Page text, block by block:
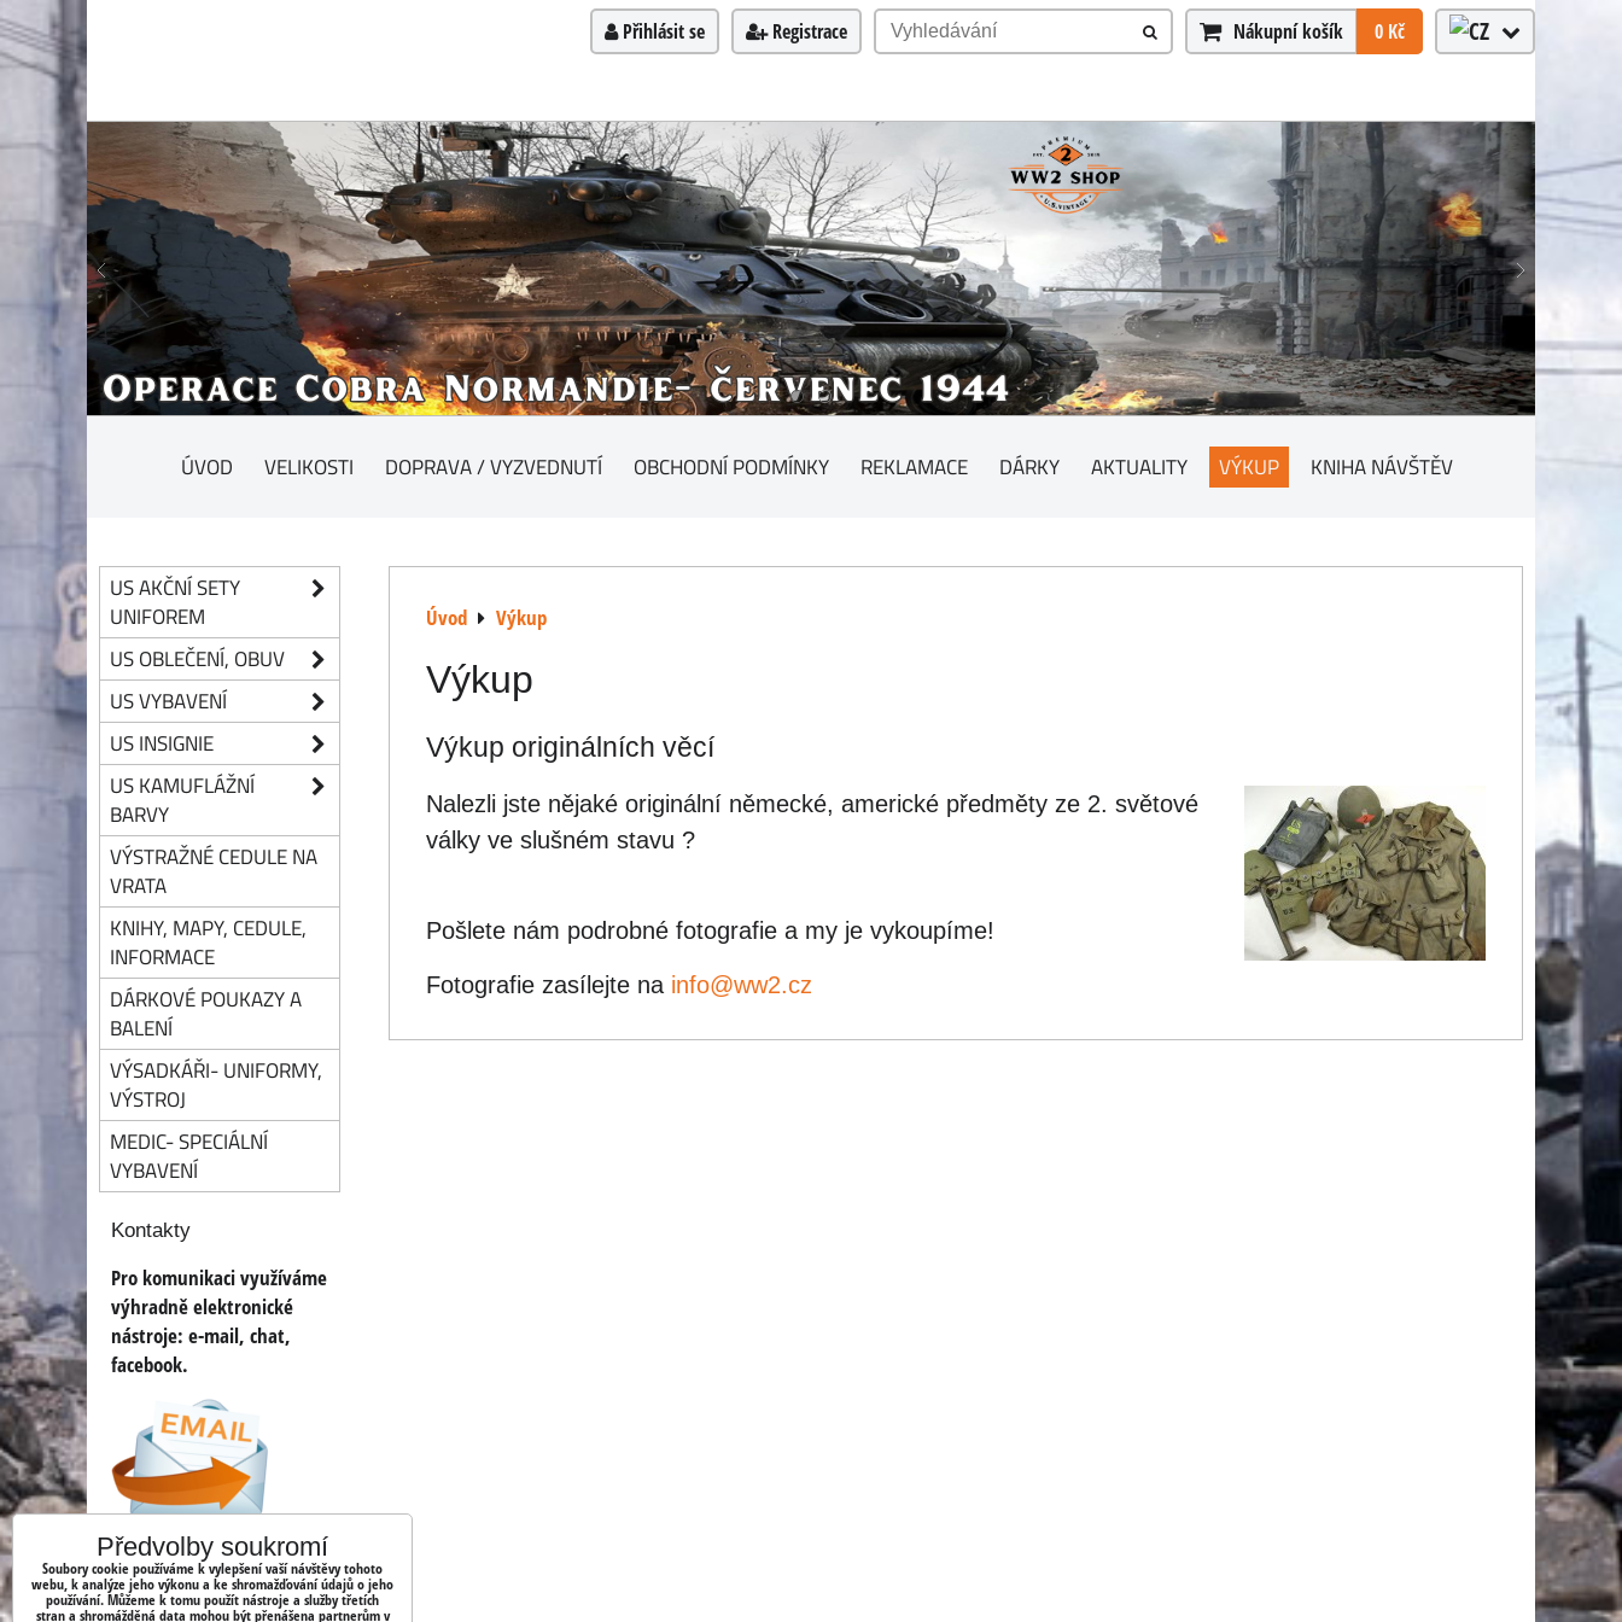
Přihlásit se Registrace Nákupní košík 0 Kč
ÚVOD VELIKOSTI DOPRAVA / VYZVEDNUTÍ OBCHODNÍ PODMÍNKY REKLAMACE DÁRKY AKTUALITY VÝKUP KNIHA NÁVŠTĚV
Úvod Výkup
Výkup
Výkup originálních věcí
Nalezli jste nějaké originální německé, americké předměty ze 2. světové
války ve slušném stavu ?
Pošlete nám podrobné fotografie a my je vykoupíme!
Fotografie zasílejte na info@ww2.cz
US AKČNÍ SETY
UNIFOREM
US OBLEČENÍ, OBUV
US VYBAVENÍ
US INSIGNIE
US KAMUFLÁŽNÍ
BARVY
VÝSTRAŽNÉ CEDULE NA
VRATA
KNIHY, MAPY, CEDULE,
INFORMACE
DÁRKOVÉ POUKAZY A
BALENÍ
VÝSADKÁŘI- UNIFORMY,
VÝSTROJ
MEDIC- SPECIÁLNÍ
VYBAVENÍ
Kontakty
Pro komunikaci využíváme
výhradně elektronické
nástroje: e-mail, chat,
facebook.
info@ww2.cz
shopww2/
Předvolby soukromí
Soubory cookie používáme k vylepšení vaší návštěvy tohoto
webu, k analýze jeho výkonu a ke shromažďování údajů o jeho
používání. Můžeme k tomu použít nástroje a služby třetích
stran a shromážděná data mohou být přenášena partnerům v